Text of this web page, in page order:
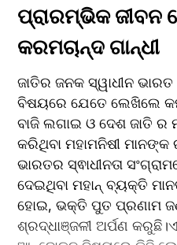
ପ୍ରାରମ୍ଭିକ ଜୀବନ
କରମଚାନ୍ଦ ଗାନ୍ଧୀ
ଜାତିର ଜନକ ସ୍ୱାଧୀନ
ବିଷୟରେ ଯେତେ ଲେଖିଲେ
ବାଜି ଲଗାଇ ଓ ଦେଶ ଜାତି ର
କରିଥିବା ମହାମନିଷୀ
ଭାରତର ସ୍ଵାଧୀନତା
ଦେଇଥିବା ମହାନ୍ ବ୍ୟକ୍ତି
ହୋଇ, ଭକ୍ତି ପୁତ ପ୍ରଣାମ
ଶ୍ରଦ୍ଧାଞ୍ଜଳୀ ଅର୍ପଣ